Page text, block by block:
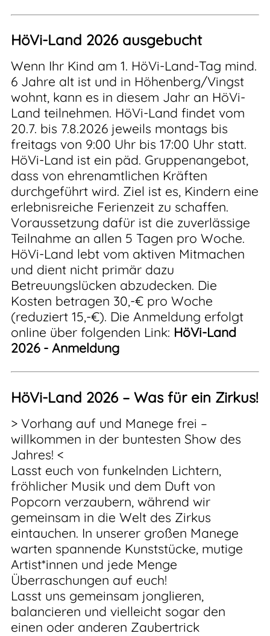
HöVi-Land 2026 ausgebucht
Wenn Ihr Kind am 1. HöVi-Land-Tag mind.
6 Jahre alt ist und in Höhenberg/Vingst
wohnt, kann es in diesem Jahr an HöVi-
Land teilnehmen. HöVi-Land findet vom
20.7. bis 7.8.2026 jeweils montags bis
freitags von 9:00 Uhr bis 17:00 Uhr statt.
HöVi-Land ist ein päd. Gruppenangebot,
dass von ehrenamtlichen Kräften
durchgeführt wird. Ziel ist es, Kindern eine
erlebnisreiche Ferienzeit zu schaffen.
Voraussetzung dafür ist die zuverlässige
Teilnahme an allen 5 Tagen pro Woche.
HöVi-Land lebt vom aktiven Mitmachen
und dient nicht primär dazu
Betreuungslücken abzudecken. Die
Kosten betragen 30,-€ pro Woche
(reduziert 15,-€). Die Anmeldung erfolgt
online über folgenden Link: HöVi-Land
2026 - Anmeldung
HöVi-Land 2026 – Was für ein Zirkus!
> Vorhang auf und Manege frei –
willkommen in der buntesten Show des
Jahres! <
Lasst euch von funkelnden Lichtern,
fröhlicher Musik und dem Duft von
Popcorn verzaubern, während wir
gemeinsam in die Welt des Zirkus
eintauchen. In unserer großen Manege
warten spannende Kunststücke, mutige
Artist*innen und jede Menge
Überraschungen auf euch!
Lasst uns gemeinsam jonglieren,
balancieren und vielleicht sogar den
einen oder anderen Zaubertrick